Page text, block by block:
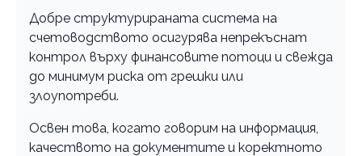
Добре структурираната система на
счетоводството осигурява непрекъснат
контрол върху финансовите потоци и свежда
до минимум риска от грешки или
злоупотреби.
Освен това, когато говорим на информация,
качеството на документите и коректното